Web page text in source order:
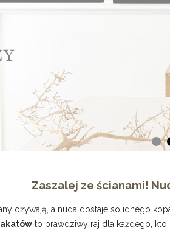
Zaszalej ze ścianami!
ożywają, a nuda dostaje solidnego
to prawdziwy raj dla każdego, kto